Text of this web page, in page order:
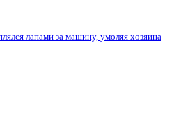
лапами за машину, умоляя хозяина